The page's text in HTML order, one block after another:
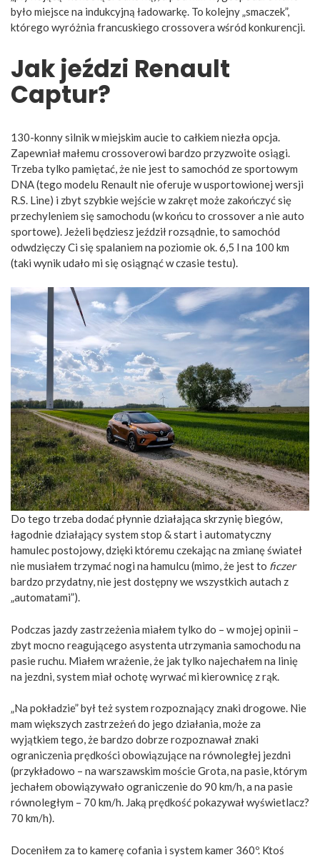
było miejsce na indukcyjną ładowarkę. To kolejny „smaczek”,
którego wyróżnia francuskiego crossovera wśród konkurencji.
Jak jeździ Renault
Captur?
130-konny silnik w miejskim aucie to całkiem niezła opcja.
Zapewniał małemu crossoverowi bardzo przyzwoite osiągi.
Trzeba tylko pamiętać, że nie jest to samochód ze sportowym
DNA (tego modelu Renault nie oferuje w usportowionej wersji
R.S. Line) i zbyt szybkie wejście w zakręt może zakończyć się
przechyleniem się samochodu (w końcu to crossover a nie auto
sportowe). Jeżeli będziesz jeździł rozsądnie, to samochód
odwdzięczy Ci się spalaniem na poziomie ok. 6,5 l na 100 km
(taki wynik udało mi się osiągnąć w czasie testu).
Do tego trzeba dodać płynnie działająca skrzynię biegów,
łagodnie działający system stop & start i automatyczny
hamulec postojowy, dzięki któremu czekając na zmianę świateł
nie musiałem trzymać nogi na hamulcu (mimo, że jest to ficzer
bardzo przydatny, nie jest dostępny we wszystkich autach z
„automatami”).
Podczas jazdy zastrzeżenia miałem tylko do – w mojej opinii –
zbyt mocno reagującego asystenta utrzymania samochodu na
pasie ruchu. Miałem wrażenie, że jak tylko najechałem na linię
na jezdni, system miał ochotę wyrwać mi kierownicę z rąk.
„Na pokładzie” był też system rozpoznający znaki drogowe. Nie
mam większych zastrzeżeń do jego działania, może za
wyjątkiem tego, że bardzo dobrze rozpoznawał znaki
ograniczenia prędkości obowiązujące na równoległej jezdni
(przykładowo – na warszawskim moście Grota, na pasie, którym
jechałem obowiązywało ograniczenie do 90 km/h, a na pasie
równoległym – 70 km/h. Jaką prędkość pokazywał wyświetlacz?
70 km/h).
Doceniłem za to kamerę cofania i system kamer 360º. Ktoś